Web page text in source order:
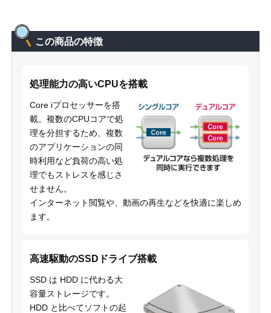
この商品の特徴
処理能力の高いCPUを搭載
Core iプロセッサーを搭
載。複数のCPUコアで処
理を分担するため、複数
のアプリケーションの同
時利用など負荷の高い処
理でもストレスを感じさ
せません。
インターネット閲覧や、動画の再生などを快適に楽しめ
ます。
高速駆動のSSDドライブ搭載
SSD は HDD に代わる大
容量ストレージです。
HDD と比べてソフトの起